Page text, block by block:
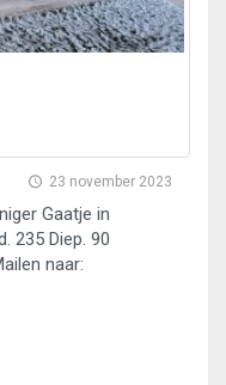
23 november 2023
Gaatje in
235 Diep. 90
naar: